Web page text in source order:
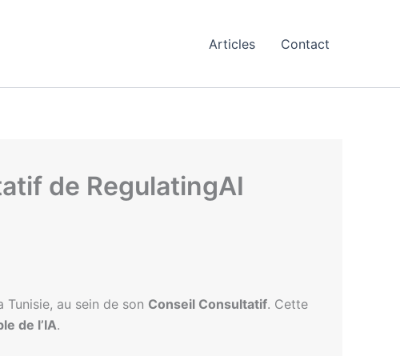
Articles Contact
de RegulatingAI
Tunisie, au sein de son Conseil Consultatif. Cette
de l’IA.